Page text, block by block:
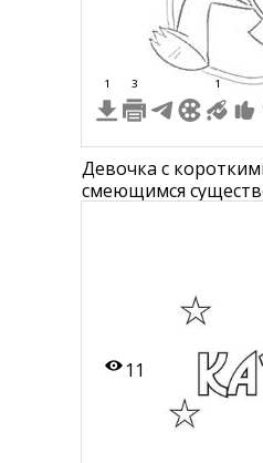
1 3 1
Девочка с
смеющимся
11